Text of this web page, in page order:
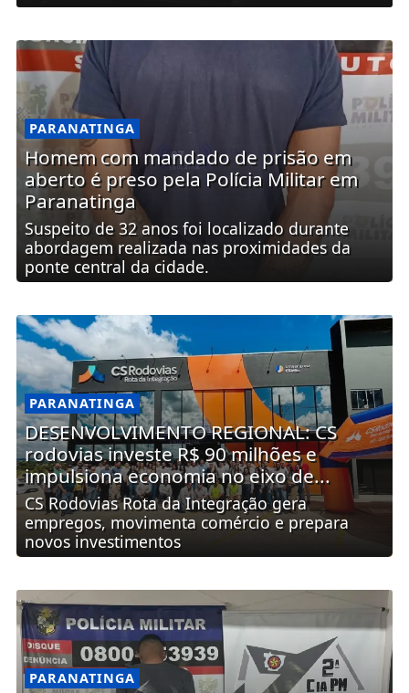
PARANATINGA
Homem com mandado de prisão em
aberto é preso pela Polícia Militar em
Paranatinga
Suspeito de 32 anos foi localizado durante
abordagem realizada nas proximidades da
ponte central da cidade.
PARANATINGA
DESENVOLVIMENTO REGIONAL: CS
rodovias investe R$ 90 milhões e
impulsiona economia no eixo de...
CS Rodovias Rota da Integração gera
empregos, movimenta comércio e prepara
novos investimentos
PARANATINGA